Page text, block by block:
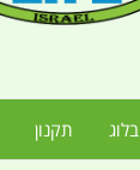
בלוג תקנון